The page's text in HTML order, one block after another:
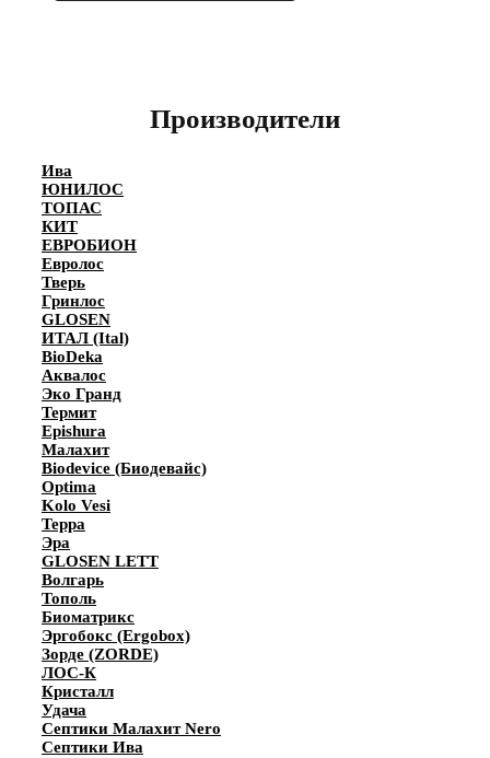
Производители
Ива
ЮНИЛОС
ТОПАС
КИТ
ЕВРОБИОН
Евролос
Тверь
Гринлос
GLOSEN
ИТАЛ (Ital)
BioDeka
Аквалос
Эко Гранд
Термит
Epishura
Малахит
Biodevice (Биодевайс)
Optima
Kolo Vesi
Терра
Эра
GLOSEN LETT
Волгарь
Тополь
Биоматрикс
Эргобокс (Ergobox)
Зорде (ZORDE)
ЛОС-К
Кристалл
Удача
Септики Малахит Nero
Септики Ива